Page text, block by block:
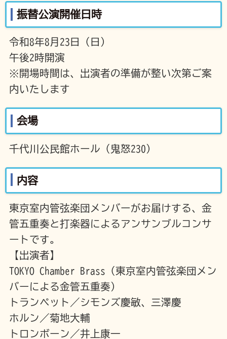
振替公演開催日時
令和8年8月23日（日）
午後2時開演
※開場時間は、出演者の準備が整い次第ご案
内いたします
会場
千代川公民館ホール（鬼怒230）
内容
東京室内管弦楽団メンバーがお届けする、金
管五重奏と打楽器によるアンサンブルコンサ
ートです。
【出演者】
TOKYO Chamber Brass（東京室内管弦楽団メン
バーによる金管五重奏）
トランペット／シモンズ慶敏、三澤慶
ホルン／菊地大輔
トロンボーン／井上康一